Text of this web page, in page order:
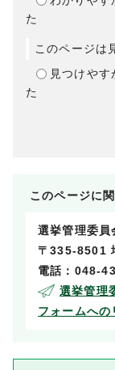
た
このページは
見つけやす
た
このページに
選挙管理委員
〒335-8501
電話：048-
選挙管理
フォームへの